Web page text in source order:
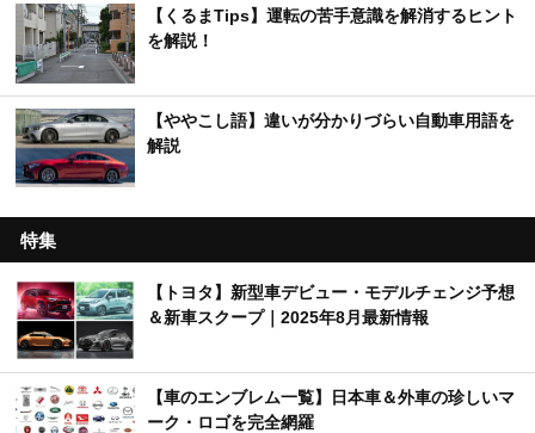
【くるまTips】運転の苦手意識を解消するヒント
を解説！
【ややこし語】違いが分かりづらい自動車用語を
解説
特集
【トヨタ】新型車デビュー・モデルチェンジ予想
＆新車スクープ｜2025年8月最新情報
【車のエンブレム一覧】日本車＆外車の珍しいマ
ーク・ロゴを完全網羅